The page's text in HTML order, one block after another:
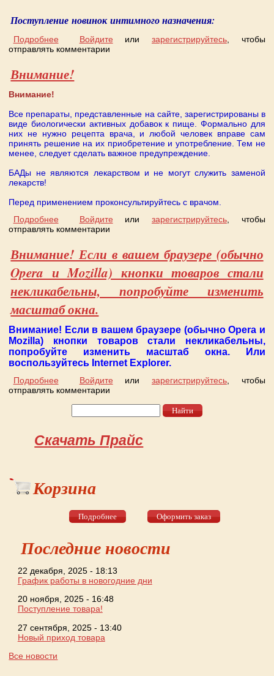
Поступление новинок интимного назначения:
Подробнее о Новинки товаров интимного назначения!
Войдите или зарегистрируйтесь, чтобы
отправлять комментарии
Внимание!
Внимание!
Все препараты, представленные на сайте, зарегистрированы в
виде биологически активных добавок к пище. Формально для
них не нужно рецепта врача, и любой человек вправе сам
принять решение на их приобретение и употребление. Тем не
менее, следует сделать важное предупреждение.
БАДы не являются лекарством и не могут служить заменой
лекарств!
Перед применением проконсультируйтесь с врачом.
Подробнее о Внимание!
Войдите или зарегистрируйтесь, чтобы
отправлять комментарии
Внимание! Если в вашем браузере (обычно
Opera и Mozilla) кнопки товаров стали
некликабельны, попробуйте изменить
масштаб окна.
Внимание! Если в вашем браузере (обычно Opera и
Mozilla) кнопки товаров стали некликабельны,
попробуйте изменить масштаб окна. Или
воспользуйтесь Internet Explorer.
Подробнее о Внимание! Если в вашем браузере (обычно Opera
и Mozilla) кнопки товаров стали некликабельны,
Войдите или зарегистрируйтесь, чтобы
отправлять комментарии
Скачать Прайс
Корзина
Подробнее Оформить заказ
Последние новости
22 декабря, 2025 - 18:13
График работы в новогодние дни
20 ноября, 2025 - 16:48
Поступление товара!
27 сентября, 2025 - 13:40
Новый приход товара
Все новости